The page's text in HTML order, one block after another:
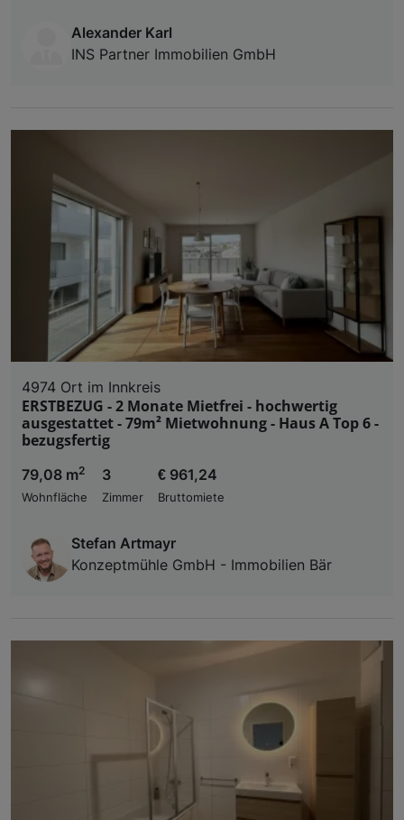
Alexander Karl
INS Partner Immobilien GmbH
4974 Ort im Innkreis
ERSTBEZUG - 2 Monate Mietfrei - hochwertig
ausgestattet - 79m² Mietwohnung - Haus A Top 6 -
bezugsfertig
79,08 m2
Wohnfläche
3
Zimmer
€ 961,24
Bruttomiete
Stefan Artmayr
Konzeptmühle GmbH - Immobilien Bär